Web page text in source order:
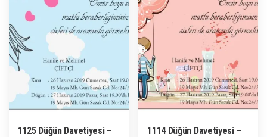
1125 Düğün Davetiyesi –
1114 Düğün Davetiyesi –